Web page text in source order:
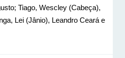
Tiago, Wescley (Cabeça),
Lei (Jânio), Leandro Ceará e